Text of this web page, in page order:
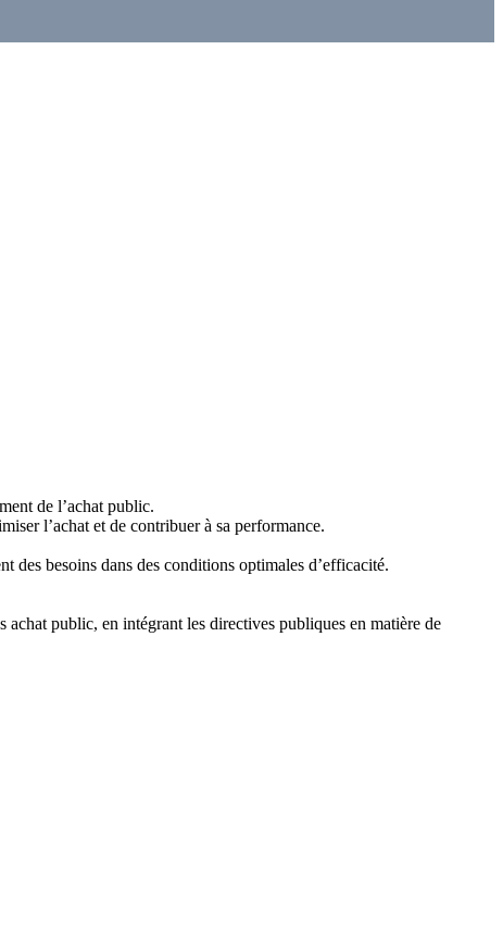
de l’achat public.
l’achat et de contribuer à sa performance.
des besoins dans des conditions optimales d’efficacité.
achat public, en intégrant les directives publiques en matière de